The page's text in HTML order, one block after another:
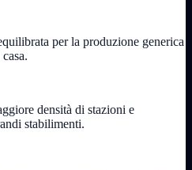
per la produzione generica
densità di stazioni e
stabilimenti.